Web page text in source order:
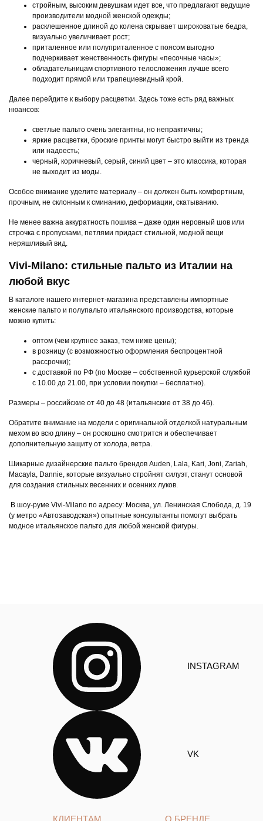
стройным, высоким девушкам идет все, что предлагают ведущие
производители модной женской одежды;
расклешенное длиной до колена скрывает широковатые бедра,
визуально увеличивает рост;
приталенное или полуприталенное с поясом выгодно
подчеркивает женственность фигуры «песочные часы»;
обладательницам спортивного телосложения лучше всего
подходит прямой или трапециевидный крой.
Далее перейдите к выбору расцветки. Здесь тоже есть ряд важных
нюансов:
светлые пальто очень элегантны, но непрактичны;
яркие расцветки, броские принты могут быстро выйти из тренда
или надоесть;
черный, коричневый, серый, синий цвет – это классика, которая
не выходит из моды.
Особое внимание уделите материалу – он должен быть комфортным,
прочным, не склонным к сминанию, деформации, скатыванию.
Не менее важна аккуратность пошива – даже один неровный шов или
строчка с пропусками, петлями придаст стильной, модной вещи
неряшливый вид.
Vivi-Milano: стильные пальто из Италии на
любой вкус
В каталоге нашего интернет-магазина представлены импортные
женские пальто и полупальто итальянского производства, которые
можно купить:
оптом (чем крупнее заказ, тем ниже цены);
в розницу (с возможностью оформления беспроцентной
рассрочки);
с доставкой по РФ (по Москве – собственной курьерской службой
с 10.00 до 21.00, при условии покупки – бесплатно).
Размеры – российские от 40 до 48 (итальянские от 38 до 46).
Обратите внимание на модели с оригинальной отделкой натуральным
мехом во всю длину – он роскошно смотрится и обеспечивает
дополнительную защиту от холода, ветра.
Шикарные дизайнерские пальто брендов Auden, Lala, Kari, Joni, Zariah,
Macayla, Dannie, которые визуально стройнят силуэт, станут основой
для создания стильных весенних и осенних луков.
В шоу-руме Vivi-Milano по адресу: Москва, ул. Ленинская Слобода, д. 19
(у метро «Автозаводская») опытные консультанты помогут выбрать
модное итальянское пальто для любой женской фигуры.
КЛИЕНТАМ О БРЕНДЕ
INSTAGRAM
VK